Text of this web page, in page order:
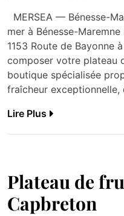
MERSEA — Bénesse-
mer à Bénesse-
1153 Route de Bayonne
composer votre plateau
boutique spécialisée
fraîcheur exceptionnelle,
Lire Plus
Plateau de
Capbreton